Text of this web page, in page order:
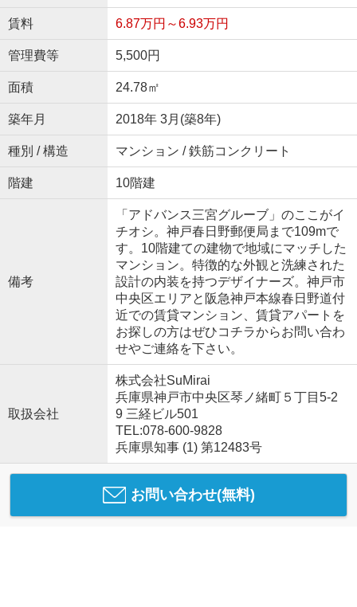
賃料 6.87万円～6.93万円
管理費等 5,500円
面積 24.78㎡
築年月 2018年 3月(築8年)
種別 / 構造 マンション / 鉄筋コンクリート
階建 10階建
備考
「アドバンス三宮グルーブ」のここがイ
チオシ。神戸春日野郵便局まで109mで
す。10階建ての建物で地域にマッチした
マンション。特徴的な外観と洗練された
設計の内装を持つデザイナーズ。神戸市
中央区エリアと阪急神戸本線春日野道付
近での賃貸マンション、賃貸アパートを
お探しの方はぜひコチラからお問い合わ
せやご連絡を下さい。
取扱会社
株式会社SuMirai
兵庫県神戸市中央区琴ノ緒町５丁目5-2
9 三経ビル501
TEL:078-600-9828
兵庫県知事 (1) 第12483号
お問い合わせ(無料)